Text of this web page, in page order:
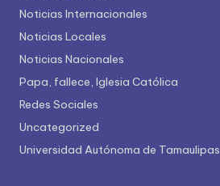
Noticias Internacionales
Noticias Locales
Noticias Nacionales
Papa, fallece, Iglesia Católica
Redes Sociales
Uncategorized
Universidad Autónoma de Tamaulipas